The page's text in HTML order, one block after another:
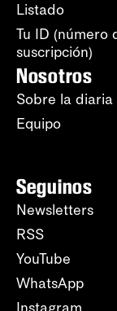
Listado
Tu ID (número
suscripción)
Nosotros
Sobre la diaria
Equipo
Seguinos
Newsletters
RSS
YouTube
WhatsApp